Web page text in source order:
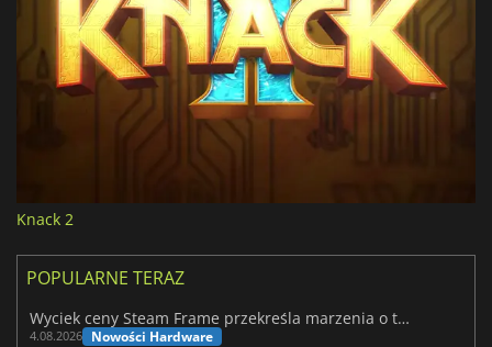
Knack 2
POPULARNE TERAZ
Wyciek ceny Steam Frame przekreśla marzenia o tanim zestawie VR
4.08.2026 Nowości Hardware